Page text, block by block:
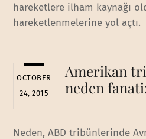
hareketlere ilham kaynağı
hareketlenmelerine yol açtı.
OCTOBER
24, 2015
Amerikan
neden
Neden, ABD tribünlerinde